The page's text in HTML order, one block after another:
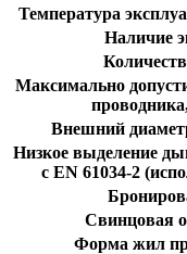
Температура
Наличие
Максимально
Внешний
Низкое выделение
с EN 61034-2
Свинцовая
Форма жил